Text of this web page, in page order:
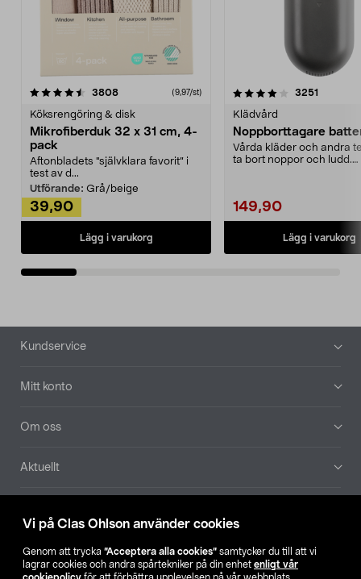
Vi på Clas Ohlson använder cookies
Genom att trycka ”Acceptera alla cookies” samtycker du till att vi
lagrar cookies och andra spårtekniker på din enhet enligt vår
3808recensioner (9,97/st)
Köksrengöring & disk
Mikrofiberduk 32 x 31 cm, 4-
pack
Aftonbladets "självklara favorit” i
test av d...
Utförande: Grå/beige
39,90
Lägg i varukorg
4.0av 5 stjärnor 3251
Klädvård
Noppborttagare
Vårda kläder och andra
ta bort noppor och ludd.
149,90
Lägg i varukorg
4.5av 5 stjärnor
Sidfot
Kundservice
Mitt konto
Om oss
Aktuellt
Hitta butik